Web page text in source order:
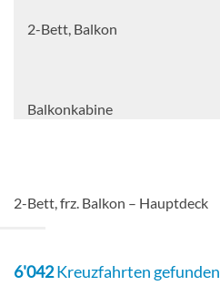
2-Bett, Balkon
Balkonkabine
2-Bett, frz. Balkon – Hauptdeck
6'042Kreuzfahrten gefunden